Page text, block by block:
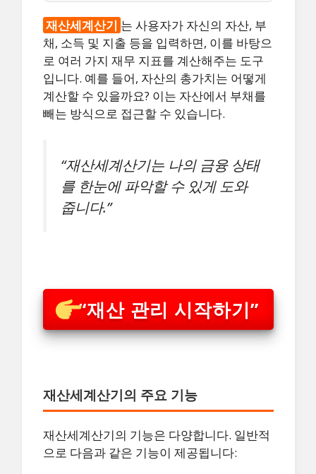
재산세계산기 는 사용자가 자신의 자산, 부
채, 소득 및 지출 등을 입력하면, 이를 바탕으
로 여러 가지 재무 지표를 계산해주는 도구
입니다. 예를 들어, 자산의 총가치는 어떻게
계산할 수 있을까요? 이는 자산에서 부채를
빼는 방식으로 접근할 수 있습니다.
“재산세계산기는 나의 금융 상태
를 한눈에 파악할 수 있게 도와
줍니다.”
“재산 관리 시작하기”
재산세계산기의 주요 기능
재산세계산기의 기능은 다양합니다. 일반적
으로 다음과 같은 기능이 제공됩니다: